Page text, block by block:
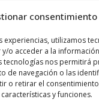
consentimiento
experiencias, utilizamos
o acceder a la
tecnologías nos permitirá
de navegación o las
o retirar el
y funciones.
con la familia